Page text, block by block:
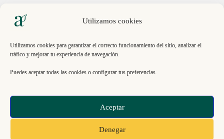
Utilizamos cookies
Utilizamos cookies para garantizar el correcto funcionamiento del sitio, analizar el
tráfico y mejorar tu experiencia de navegación.
Puedes aceptar todas las cookies o configurar tus preferencias.
Aceptar
Denegar
Libro de Reclamaciones
© 2026, ECO INNOVACIÓN SAC. RUC 20613151193 .
Todos los derechos reservados | La Molina 15026, Lima,
Perú.